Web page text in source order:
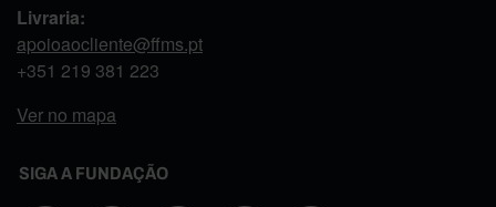
Livraria:
apoioaocliente@ffms.pt
+351 219 381 223
Ver no mapa
SIGA A FUNDAÇÃO